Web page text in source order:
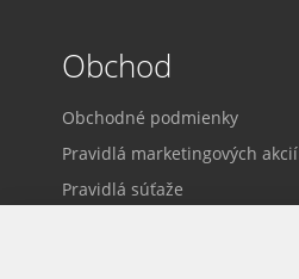
Obchod
Obchodné podmienky
Pravidlá marketingových akcií
Pravidlá súťaže